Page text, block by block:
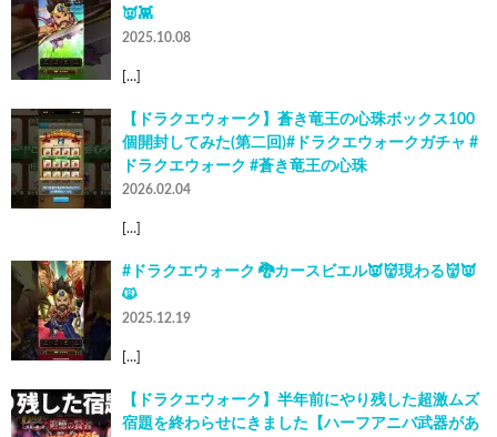
👿👾
2025.10.08
[…]
【ドラクエウォーク】蒼き竜王の心珠ボックス100
個開封してみた(第二回)#ドラクエウォークガチャ #
ドラクエウォーク #蒼き竜王の心珠
2026.02.04
[…]
#ドラクエウォーク 🐉カースビエル👿👹現わる👹👿
🙀
2025.12.19
[…]
【ドラクエウォーク】半年前にやり残した超激ムズ
宿題を終わらせにきました【ハーフアニバ武器があ